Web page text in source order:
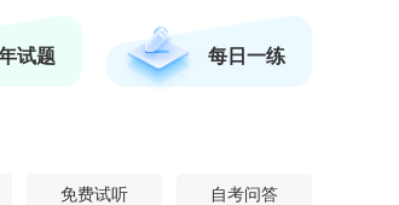
试题 每日一练
免费试听 自考问答